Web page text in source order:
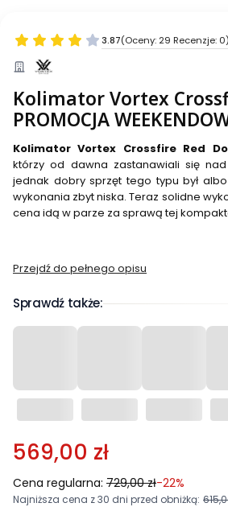
3.87(Oceny: 29 Recenzje: 0)
Kolimator Vortex
PROMOCJA
Kolimator Vortex Crossfire Red
którzy od dawna zastanawiali się
jednak dobry sprzęt tego typu był
wykonania zbyt niska. Teraz solidne
cena idą w parze za sprawą tej
Przejdź do pełnego opisu
Sprawdź także:
569,00 zł
Cena regularna: 729,00 zł-22%
Najniższa cena z 30 dni przed obniżką: